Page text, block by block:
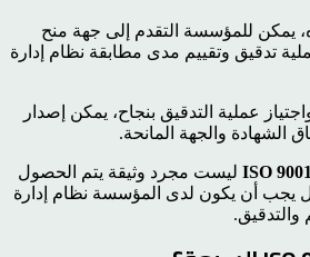
يمكن للمؤسسة التقدم إلى جهة منح
تدقيق وتقييم مدى مطابقة نظام إدارة
عملية التدقيق بنجاح، يمكن إصدار
الشهادة والجهة المانحة.
ليست مجرد وثيقة يتم الحصول
يجب أن يكون لدى المؤسسة نظام إدارة
والتدقيق.